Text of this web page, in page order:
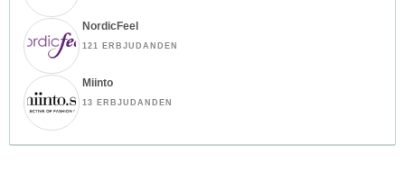
NordicFeel
121 ERBJUDANDEN
Miinto
13 ERBJUDANDEN